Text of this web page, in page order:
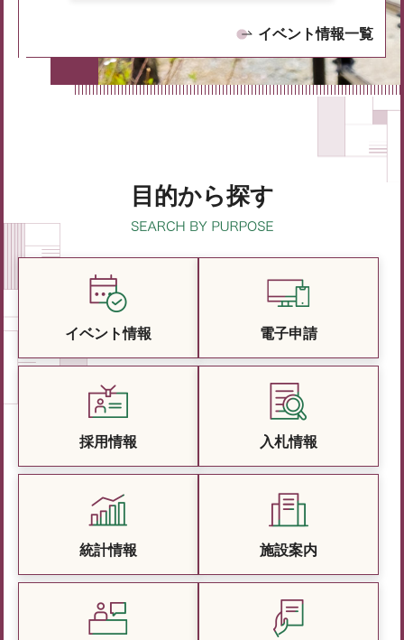
イベント情報一覧
目的から探す
イベント情報 電子申請
採用情報 入札情報
統計情報 施設案内